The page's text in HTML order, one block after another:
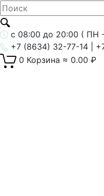
с 08:00 до 20:00 ( ПН
+7 (8634) 32-77-14 |
0 Корзина ≈ 0.00 ₽